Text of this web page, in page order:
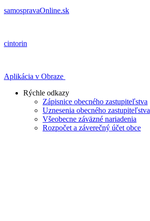
samospravaOnline.sk
cintorin
Aplikácia v Obraze
Rýchle odkazy
Zápisnice obecného zastupiteľstva
Uznesenia obecného zastupiteľstva
Všeobecne záväzné nariadenia
Rozpočet a záverečný účet obce